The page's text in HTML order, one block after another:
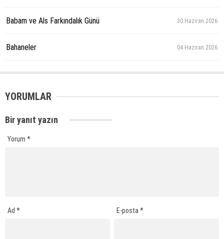
Babam ve Als Farkındalık Günü 30 Haziran 2026
Bahaneler 04 Haziran 2026
YORUMLAR
Bir yanıt yazın
Yorum *
Ad * E-posta*